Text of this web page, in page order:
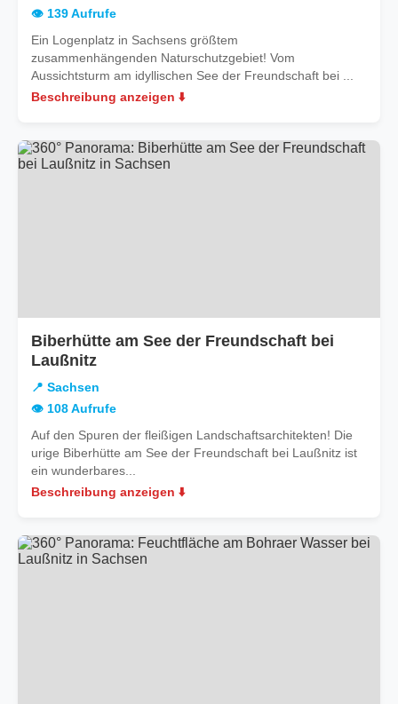
👁️ 139 Aufrufe
Ein Logenplatz in Sachsens größtem
zusammenhängenden Naturschutzgebiet! Vom
Aussichtsturm am idyllischen See der Freundschaft bei ...
Beschreibung anzeigen ⬇️
Biberhütte am See der Freundschaft bei
Laußnitz
📍 Sachsen
👁️ 108 Aufrufe
Auf den Spuren der fleißigen Landschaftsarchitekten! Die
urige Biberhütte am See der Freundschaft bei Laußnitz ist
ein wunderbares...
Beschreibung anzeigen ⬇️